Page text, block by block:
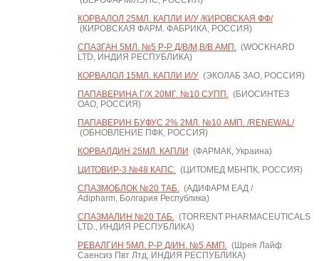
КОРВАЛОЛ 25МЛ. КАПЛИ И/У /КИРОВСКАЯ ФФ/
(КИРОВСКАЯ ФАРМ. ФАБРИКА, РОССИЯ)
СПАЗГАН 5МЛ. №5 Р-Р Д/В/М,В/В АМП.(WOCKHARD
LTD, ИНДИЯ РЕСПУБЛИКА)
КОРВАЛОЛ 15МЛ. КАПЛИ И/У(ЭКОЛАБ ЗАО, РОССИЯ)
ПАПАВЕРИНА Г/Х 20МГ. №10 СУПП.(БИОСИНТЕЗ
ОАО, РОССИЯ)
ПАПАВЕРИН БУФУС 2% 2МЛ. №10 АМП. /RENEWAL/
(ОБНОВЛЕНИЕ ПФК, РОССИЯ)
КОРВАЛДИН 25МЛ. КАПЛИ (ФАРМАК, Украина)
ЦИТОВИР-3 №48 КАПС.(ЦИТОМЕД МБНПК, РОССИЯ)
СПАЗМОБЛОК №20 ТАБ.(АДИФАРМ ЕАД /
Adipharm, Болгария Республика)
СПАЗМАЛИН №20 ТАБ.(TORRENT PHARMACEUTICALS
LTD., ИНДИЯ РЕСПУБЛИКА)
РЕВАЛГИН 5МЛ. Р-Р Д/ИН. №5 АМП.(Шрея Лайф
Саенсиз Пвт Лтд, ИНДИЯ РЕСПУБЛИКА)